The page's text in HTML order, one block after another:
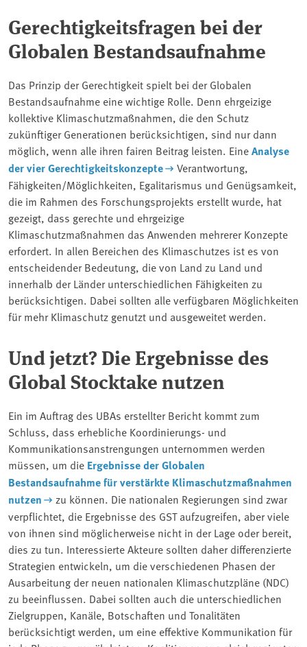
Gerechtigkeitsfragen bei der
Globalen Bestandsaufnahme
Das Prinzip der Gerechtigkeit spielt bei der Globalen
Bestandsaufnahme eine wichtige Rolle. Denn ehrgeizige
kollektive Klimaschutzmaßnahmen, die den Schutz
zukünftiger Generationen berücksichtigen, sind nur dann
möglich, wenn alle ihren fairen Beitrag leisten. EineAnalyse
der vier Gerechtigkeitskonzepte
Verantwortung,
Fähigkeiten/Möglichkeiten, Egalitarismus und Genügsamkeit,
die im Rahmen des Forschungsprojekts erstellt wurde, hat
gezeigt, dass gerechte und ehrgeizige
Klimaschutzmaßnahmen das Anwenden mehrerer Konzepte
erfordert. In allen Bereichen des Klimaschutzes ist es von
entscheidender Bedeutung, die von Land zu Land und
innerhalb der Länder unterschiedlichen Fähigkeiten zu
berücksichtigen. Dabei sollten alle verfügbaren Möglichkeiten
für mehr Klimaschutz genutzt und ausgeweitet werden.
Und jetzt? Die Ergebnisse des
Global Stocktake nutzen
Ein im Auftrag des UBAs erstellter Bericht kommt zum
Schluss, dass erhebliche Koordinierungs- und
Kommunikationsanstrengungen unternommen werden
müssen, um die Ergebnisse der Globalen
Bestandsaufnahme für verstärkte Klimaschutzmaßnahmen
nutzen
zu können. Die nationalen Regierungen sind zwar
verpflichtet, die Ergebnisse des GST aufzugreifen, aber viele
von ihnen sind möglicherweise nicht in der Lage oder bereit,
dies zu tun. Interessierte Akteure sollten daher differenzierte
Strategien entwickeln, um die verschiedenen Phasen der
Ausarbeitung der neuen nationalen Klimaschutzpläne (NDC)
zu beeinflussen. Dabei sollten auch die unterschiedlichen
Zielgruppen, Kanäle, Botschaften und Tonalitäten
berücksichtigt werden, um eine effektive Kommunikation für